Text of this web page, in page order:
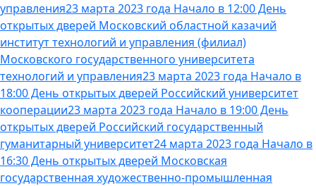
управления23 марта 2023 года Начало в 12:00 День
открытых дверей Московский областной казачий
институт технологий и управления (филиал)
Московского государственного университета
технологий и управления23 марта 2023 года Начало в
18:00 День открытых дверей Российский университет
кооперации23 марта 2023 года Начало в 19:00 День
открытых дверей Российский государственный
гуманитарный университет24 марта 2023 года Начало в
16:30 День открытых дверей Московская
государственная художественно-промышленная